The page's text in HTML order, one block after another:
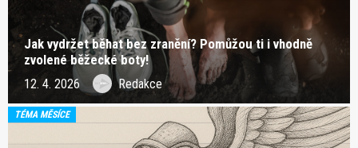
Jak vydržet běhat bez zranění? Pomůžou ti i vhodně
zvolené běžecké boty!
12. 4. 2026 Redakce
TÉMA MĚSÍCE